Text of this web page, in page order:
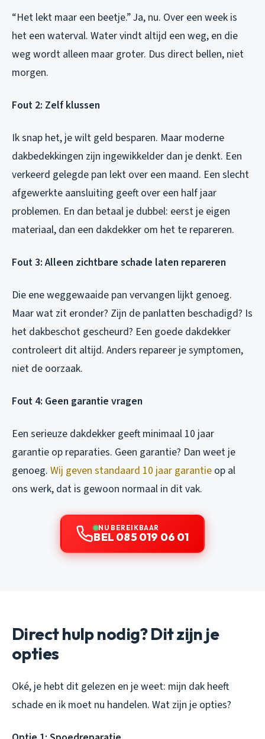
“Het lekt maar een beetje.” Ja, nu. Over een week is
het een waterval. Water vindt altijd een weg, en die
weg wordt alleen maar groter. Dus direct bellen, niet
morgen.
Fout 2: Zelf klussen
Ik snap het, je wilt geld besparen. Maar moderne
dakbedekkingen zijn ingewikkelder dan je denkt. Een
verkeerd gelegde pan lekt over een maand. Een slecht
afgewerkte aansluiting geeft over een half jaar
problemen. En dan betaal je dubbel: eerst je eigen
materiaal, dan een dakdekker om het te repareren.
Fout 3: Alleen zichtbare schade laten repareren
Die ene weggewaaide pan vervangen lijkt genoeg.
Maar wat zit eronder? Zijn de panlatten beschadigd? Is
het dakbeschot gescheurd? Een goede dakdekker
controleert dit altijd. Anders repareer je symptomen,
niet de oorzaak.
Fout 4: Geen garantie vragen
Een serieuze dakdekker geeft minimaal 10 jaar
garantie op reparaties. Geen garantie? Dan weet je
genoeg. Wij geven standaard 10 jaar garantie op al
ons werk, dat is gewoon normaal in dit vak.
NU BEREIKBAAR
BEL 085 019 06 01
Direct hulp nodig? Dit zijn je
opties
Oké, je hebt dit gelezen en je weet: mijn dak heeft
schade en ik moet nu handelen. Wat zijn je opties?